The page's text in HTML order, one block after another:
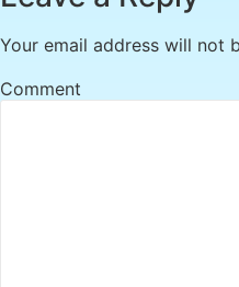
Your email address will not
Comment